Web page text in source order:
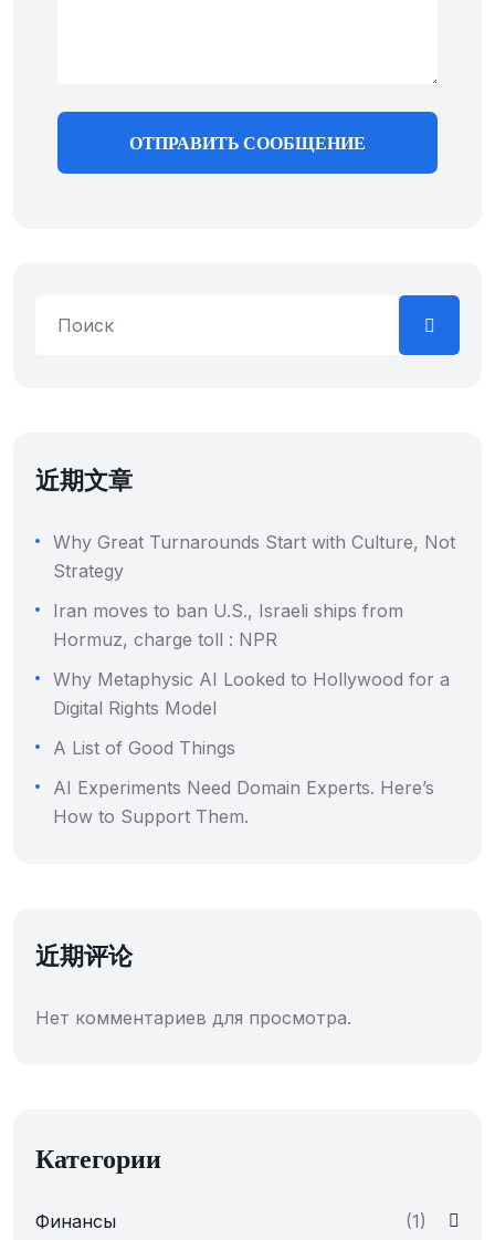
ОТПРАВИТЬ СООБЩЕНИЕ
近期文章
Why Great Turnarounds Start with Culture, Not
Strategy
Iran moves to ban U.S., Israeli ships from
Hormuz, charge toll : NPR
Why Metaphysic AI Looked to Hollywood for a
Digital Rights Model
A List of Good Things
AI Experiments Need Domain Experts. Here’s
How to Support Them.
近期评论
Нет комментариев для просмотра.
Категории
Финансы (1)